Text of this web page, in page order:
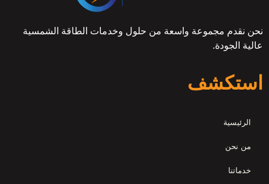
نحن نقدم مجموعة واسعة من حلول وخدمات الطاقة الشمسية
عالية الجودة.
استكشف
الرئيسية
من نحن
خدماتنا